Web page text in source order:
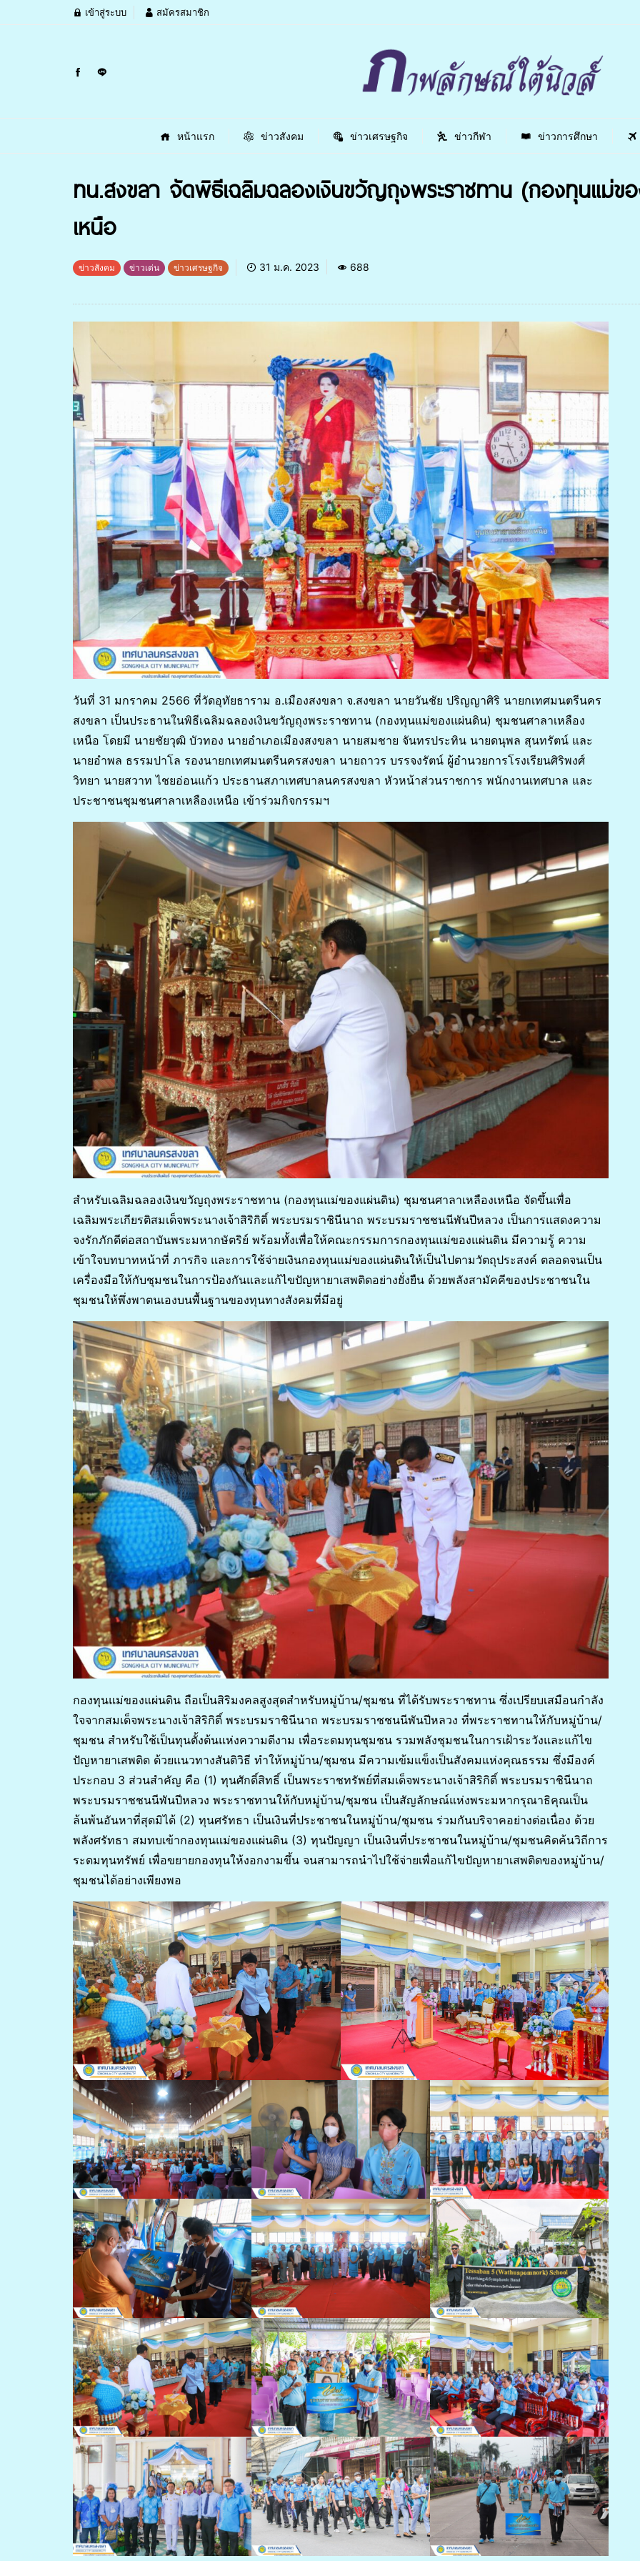
เข้าสู่ระบบ สมัครสมาชิก
หน้าแรก ข่าวสังคม ข่าวเศรษฐกิจ ข่าวกีฬา ข่าวการศึกษา
ทน.สงขลา จัดพิธีเฉลิมฉลองเงินขวัญถุงพระราชทาน (กองทุนแม่ข
เหนือ
ข่าวสังคม ข่าวเด่น ข่าวเศรษฐกิจ 31 ม.ค. 2023 688
วันที่ 31 มกราคม 2566 ที่วัดอุทัยธาราม อ.เมืองสงขลา จ.สงขลา นายวันชัย ปริญญาศิริ นายกเทศมนตรีนคร
สงขลา เป็นประธานในพิธีเฉลิมฉลองเงินขวัญถุงพระราชทาน (กองทุนแม่ของแผ่นดิน) ชุมชนศาลาเหลือง
เหนือ โดยมี นายชัยวุฒิ บัวทอง นายอำเภอเมืองสงขลา นายสมชาย จันทรประทิน นายดนุพล สุนทรัตน์ และ
นายอำพล ธรรมปาโล รองนายกเทศมนตรีนครสงขลา นายถาวร บรรจงรัตน์ ผู้อำนวยการโรงเรียนศิริพงศ์
วิทยา นายสวาท ไชยอ่อนแก้ว ประธานสภาเทศบาลนครสงขลา หัวหน้าส่วนราชการ พนักงานเทศบาล และ
ประชาชนชุมชนศาลาเหลืองเหนือ เข้าร่วมกิจกรรมฯ
สำหรับเฉลิมฉลองเงินขวัญถุงพระราชทาน (กองทุนแม่ของแผ่นดิน) ชุมชนศาลาเหลืองเหนือ จัดขึ้นเพื่อ
เฉลิมพระเกียรติสมเด็จพระนางเจ้าสิริกิติ์ พระบรมราชินีนาถ พระบรมราชชนนีพันปีหลวง เป็นการแสดงความ
จงรักภักดีต่อสถาบันพระมหากษัตริย์ พร้อมทั้งเพื่อให้คณะกรรมการกองทุนแม่ของแผ่นดิน มีความรู้ ความ
เข้าใจบทบาทหน้าที่ ภารกิจ และการใช้จ่ายเงินกองทุนแม่ของแผ่นดินให้เป็นไปตามวัตถุประสงค์ ตลอดจนเป็น
เครื่องมือให้กับชุมชนในการป้องกันและแก้ไขปัญหายาเสพติดอย่างยั่งยืน ด้วยพลังสามัคคีของประชาชนใน
ชุมชนให้พึ่งพาตนเองบนพื้นฐานของทุนทางสังคมที่มีอยู่
กองทุนแม่ของแผ่นดิน ถือเป็นสิริมงคลสูงสุดสำหรับหมู่บ้าน/ชุมชน ที่ได้รับพระราชทาน ซึ่งเปรียบเสมือนกำลัง
ใจจากสมเด็จพระนางเจ้าสิริกิติ์ พระบรมราชินีนาถ พระบรมราชชนนีพันปีหลวง ที่พระราชทานให้กับหมู่บ้าน/
ชุมชน สำหรับใช้เป็นทุนตั้งต้นแห่งความดีงาม เพื่อระดมทุนชุมชน รวมพลังชุมชนในการเฝ้าระวังและแก้ไข
ปัญหายาเสพติด ด้วยแนวทางสันติวิธี ทำให้หมู่บ้าน/ชุมชน มีความเข้มแข็งเป็นสังคมแห่งคุณธรรม ซึ่งมีองค์
ประกอบ 3 ส่วนสำคัญ คือ (1) ทุนศักดิ์สิทธิ์ เป็นพระราชทรัพย์ที่สมเด็จพระนางเจ้าสิริกิติ์ พระบรมราชินีนาถ
พระบรมราชชนนีพันปีหลวง พระราชทานให้กับหมู่บ้าน/ชุมชน เป็นสัญลักษณ์แห่งพระมหากรุณาธิคุณเป็น
ล้นพ้นอันหาที่สุดมิได้ (2) ทุนศรัทธา เป็นเงินที่ประชาชนในหมู่บ้าน/ชุมชน ร่วมกันบริจาคอย่างต่อเนื่อง ด้วย
พลังศรัทธา สมทบเข้ากองทุนแม่ของแผ่นดิน (3) ทุนปัญญา เป็นเงินที่ประชาชนในหมู่บ้าน/ชุมชนคิดค้นวิถีการ
ระดมทุนทรัพย์ เพื่อขยายกองทุนให้งอกงามขึ้น จนสามารถนำไปใช้จ่ายเพื่อแก้ไขปัญหายาเสพติดของหมู่บ้าน/
ชุมชนได้อย่างเพียงพอ